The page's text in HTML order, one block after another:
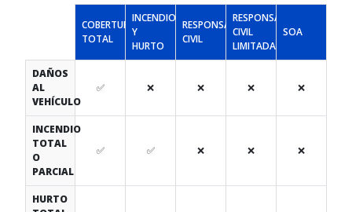
COBERTURA
TOTAL
INCENDIO
Y
HURTO
RESPONSABILIDAD
CIVIL
RESPONSABILIDAD
CIVIL
LIMITADA
SOA
DAÑOS
AL
VEHÍCULO
✅ ❌ ❌ ❌ ❌
INCENDIO
TOTAL
O
PARCIAL
✅ ✅ ❌ ❌ ❌
HURTO